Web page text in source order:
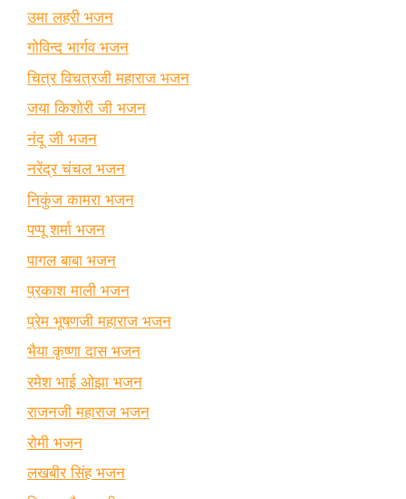
उमा लहरी भजन
गोविन्द भार्गव भजन
चित्र विचत्रजी महाराज भजन
जया किशोरी जी भजन
नंदू जी भजन
नरेंद्र चंचल भजन
निकुंज कामरा भजन
पप्पू शर्मा भजन
पागल बाबा भजन
प्रकाश माली भजन
प्रेम भूषणजी महाराज भजन
भैया कृष्णा दास भजन
रमेश भाई ओझा भजन
राजनजी महाराज भजन
रोमी भजन
लखबीर सिंह भजन